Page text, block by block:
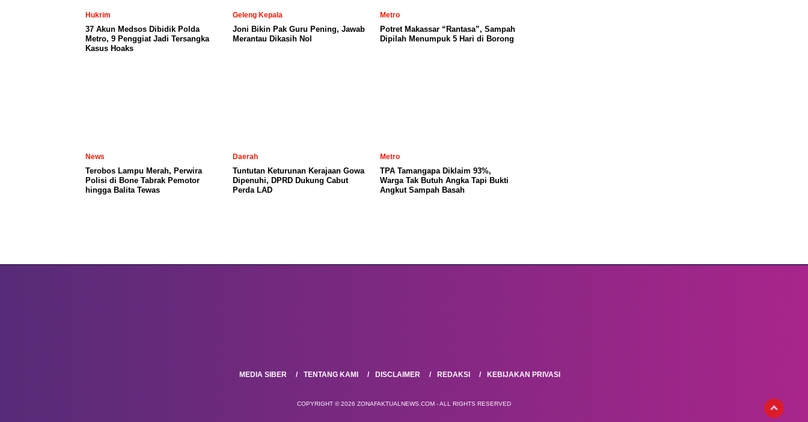
Hukrim
37 Akun Medsos Dibidik Polda
Metro, 9 Penggiat Jadi Tersangka
Kasus Hoaks
Geleng Kepala
Joni Bikin Pak Guru Pening, Jawab
Merantau Dikasih Nol
Metro
Potret Makassar “Rantasa”, Sampah
Dipilah Menumpuk 5 Hari di Borong
News
Terobos Lampu Merah, Perwira
Polisi di Bone Tabrak Pemotor
hingga Balita Tewas
Daerah
Tuntutan Keturunan Kerajaan Gowa
Dipenuhi, DPRD Dukung Cabut
Perda LAD
Metro
TPA Tamangapa Diklaim 93%,
Warga Tak Butuh Angka Tapi Bukti
Angkut Sampah Basah
MEDIA SIBER TENTANG KAMI DISCLAIMER REDAKSI KEBIJAKAN PRIVASI
COPYRIGHT © 2026 ZONAFAKTUALNEWS.COM - ALL RIGHTS RESERVED